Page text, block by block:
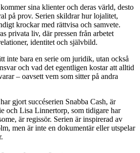
sina klienter och deras värld, desto
på prov. Serien skildrar hur lojalitet,
krockar med rättvisa och samvete.
privata liv, där pressen från arbetet
identitet och självbild.
inte bara en serie om juridik, utan också
och vad det egentligen kostar att alltid
– oavsett vem som sitter på andra
gjort succéserien Snabba Cash, är
och Lisa Linnertorp, som tidigare har
är regissör. Serien är inspirerad av
men är inte en dokumentär eller utspelar